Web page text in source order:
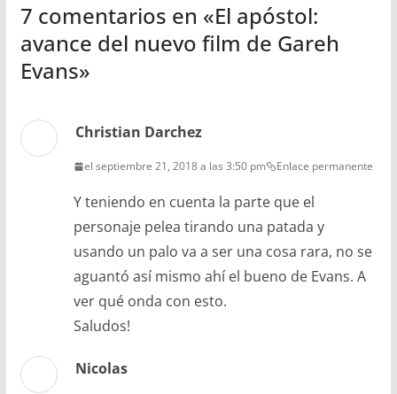
7 comentarios en «El apóstol:
avance del nuevo film de Gareh
Evans»
Christian Darchez
el septiembre 21, 2018 a las 3:50 pm Enlace permanente
Y teniendo en cuenta la parte que el
personaje pelea tirando una patada y
usando un palo va a ser una cosa rara, no se
aguantó así mismo ahí el bueno de Evans. A
ver qué onda con esto.
Saludos!
Nicolas